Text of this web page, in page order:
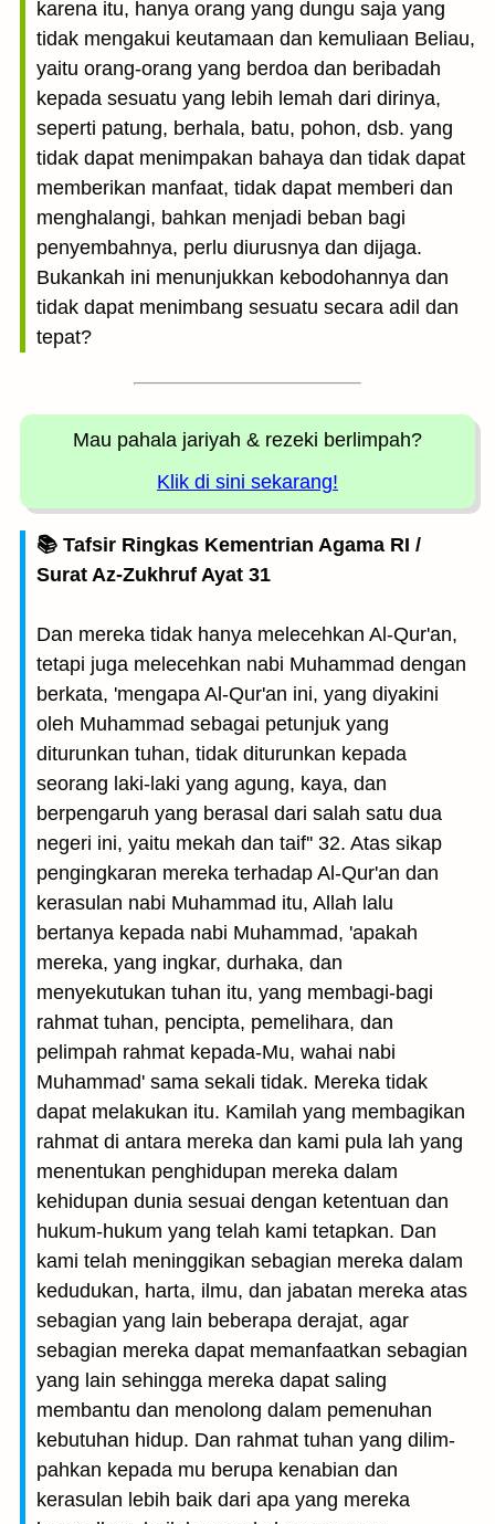
karena itu, hanya orang yang dungu saja yang
tidak mengakui keutamaan dan kemuliaan Beliau,
yaitu orang-orang yang berdoa dan beribadah
kepada sesuatu yang lebih lemah dari dirinya,
seperti patung, berhala, batu, pohon, dsb. yang
tidak dapat menimpakan bahaya dan tidak dapat
memberikan manfaat, tidak dapat memberi dan
menghalangi, bahkan menjadi beban bagi
penyembahnya, perlu diurusnya dan dijaga.
Bukankah ini menunjukkan kebodohannya dan
tidak dapat menimbang sesuatu secara adil dan
tepat?
Mau pahala jariyah & rezeki berlimpah?
Klik di sini sekarang!
📚 Tafsir Ringkas Kementrian Agama RI /
Surat Az-Zukhruf Ayat 31
Dan mereka tidak hanya melecehkan Al-Qur'an,
tetapi juga melecehkan nabi Muhammad dengan
berkata, 'mengapa Al-Qur'an ini, yang diyakini
oleh Muhammad sebagai petunjuk yang
diturunkan tuhan, tidak diturunkan kepada
seorang laki-laki yang agung, kaya, dan
berpengaruh yang berasal dari salah satu dua
negeri ini, yaitu mekah dan taif'' 32. Atas sikap
pengingkaran mereka terhadap Al-Qur'an dan
kerasulan nabi Muhammad itu, Allah lalu
bertanya kepada nabi Muhammad, 'apakah
mereka, yang ingkar, durhaka, dan
menyekutukan tuhan itu, yang membagi-bagi
rahmat tuhan, pencipta, pemelihara, dan
pelimpah rahmat kepada-Mu, wahai nabi
Muhammad' sama sekali tidak. Mereka tidak
dapat melakukan itu. Kamilah yang membagikan
rahmat di antara mereka dan kami pula lah yang
menentukan penghidupan mereka dalam
kehidupan dunia sesuai dengan ketentuan dan
hukum-hukum yang telah kami tetapkan. Dan
kami telah meninggikan sebagian mereka dalam
kedudukan, harta, ilmu, dan jabatan mereka atas
sebagian yang lain beberapa derajat, agar
sebagian mereka dapat memanfaatkan sebagian
yang lain sehingga mereka dapat saling
membantu dan menolong dalam pemenuhan
kebutuhan hidup. Dan rahmat tuhan yang dilim-
pahkan kepada mu berupa kenabian dan
kerasulan lebih baik dari apa yang mereka